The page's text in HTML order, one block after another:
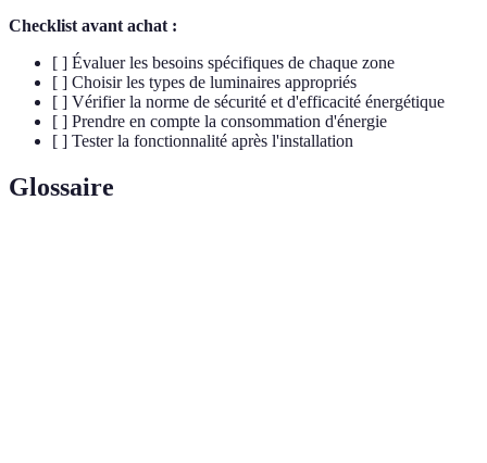
Checklist avant achat :
[ ] Évaluer les besoins spécifiques de chaque zone
[ ] Choisir les types de luminaires appropriés
[ ] Vérifier la norme de sécurité et d'efficacité énergétique
[ ] Prendre en compte la consommation d'énergie
[ ] Tester la fonctionnalité après l'installation
Glossaire